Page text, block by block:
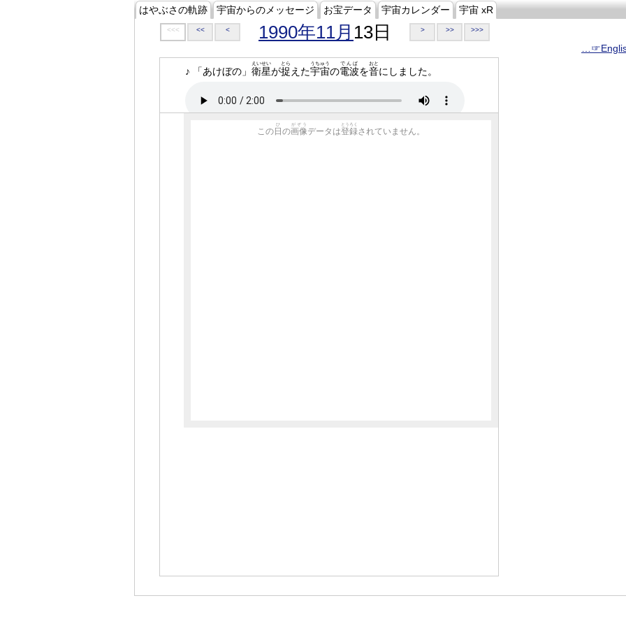
はやぶさの軌跡 宇宙からのメッセージ お宝データ 宇宙カレンダー 宇宙 xR
<<< << < 1990年11月 13日 > >> >>>
♪ 「あけぼの」 衛星
えいせい
が捉
とら
えた宇宙
うちゅう
の電波
でんぱ
を音
おと
にしました。
この 日
ひ
の画像
がぞう
データは登録
とうろく
されていません。